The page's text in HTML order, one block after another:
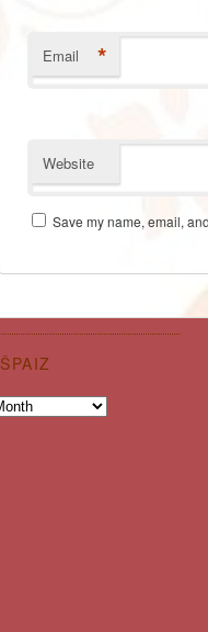
Email *
Website
Save my name, email,
ŠPAIZ